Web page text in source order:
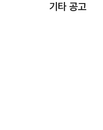
기타 공고